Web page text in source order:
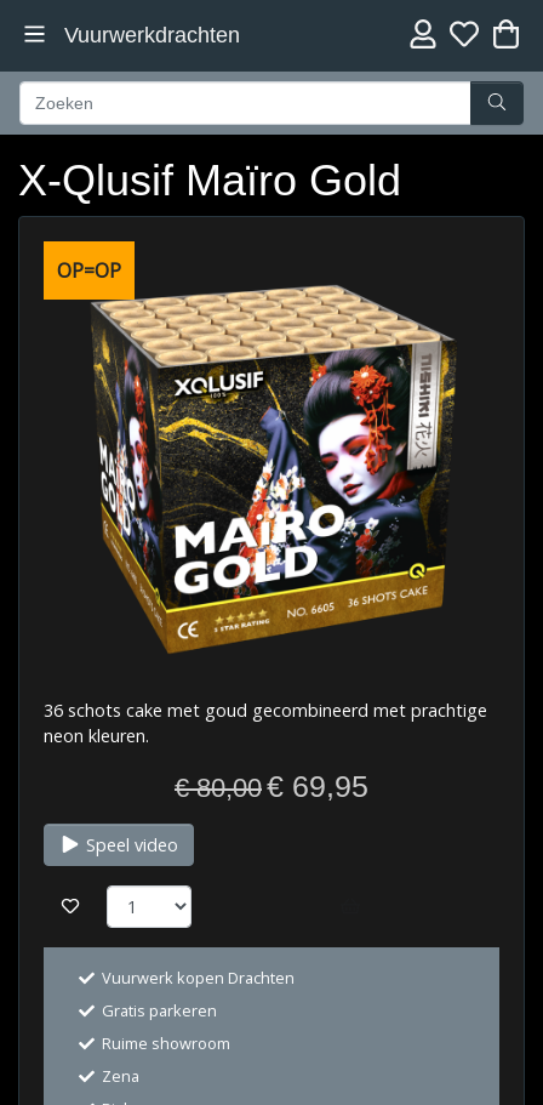
Vuurwerkdrachten
X-Qlusif Maïro Gold
OP=OP
36 schots cake met goud gecombineerd met prachtige
neon kleuren.
€ 80,00€ 69,95
Speel video
Vuurwerk kopen Drachten
Gratis parkeren
Ruime showroom
Zena